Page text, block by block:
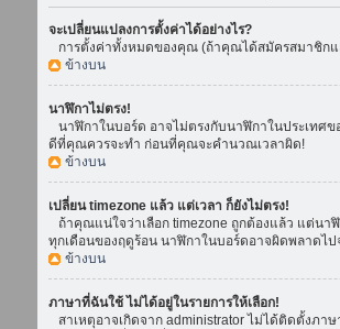
จะเปลี่ยนแปลงการตั้งค่าได้อย่างไร?
การตั้งค่าทั้งหมดของคุณ (ถ้าคุณได้สมัครสมาชิกแ
ข้างบน
นาฬิกาไม่ตรง!
นาฬิกาในบอร์ด อาจไม่ตรงกับนาฬิกาในประเทศ
ดีที่คุณควรจะทำ ก่อนที่คุณจะคำนวณเวลาผิด!
ข้างบน
เปลี่ยน timezone แล้ว แต่เวลา ก็ยังไม่ตรง!
ถ้าคุณแน่ใจว่าเลือก timezone ถูกต้องแล้ว แต่นาฬิ
ทุกเดือนของฤดูร้อน นาฬิกาในบอร์ดอาจผิดพลาดไ
ข้างบน
ภาษาที่ฉันใช้ ไม่ได้อยู่ในรายการให้เลือก!
สาเหตุอาจเกิดจาก administrator ไม่ได้ติดตั้งภ